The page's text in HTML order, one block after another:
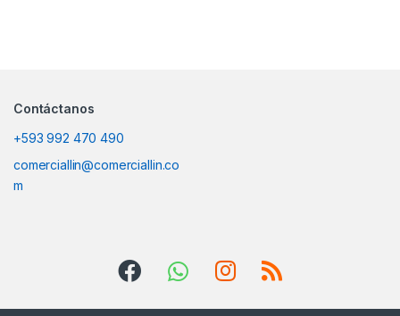
Contáctanos
+593 992 470 490
comerciallin@comerciallin.co
m